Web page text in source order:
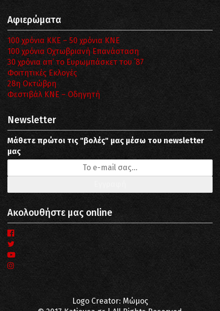
Αφιερώματα
100 χρόνια ΚΚΕ – 50 χρόνια ΚΝΕ
100 χρόνια Οχτωβριανή Επανάσταση
30 χρόνια απ’ το Ευρωμπάσκετ του ΄87
Φοιτητικές Εκλογές
28η Οκτώβρη
Φεστιβάλ ΚΝΕ – Οδηγητή
Newsletter
Μάθετε πρώτοι τις "βολές" μας μέσω του newsletter
μας
Ακολουθήστε μας online
Logo Creator: Μώμος